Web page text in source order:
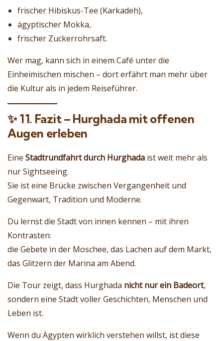
frischer Hibiskus-Tee (Karkadeh),
ägyptischer Mokka,
frischer Zuckerrohrsaft.
Wer mag, kann sich in einem Café unter die
Einheimischen mischen – dort erfährt man mehr über
die Kultur als in jedem Reiseführer.
✨11. Fazit – Hurghada mit offenen
Augen erleben
Eine Stadtrundfahrt durch Hurghada ist weit mehr als
nur Sightseeing.
Sie ist eine Brücke zwischen Vergangenheit und
Gegenwart, Tradition und Moderne.
Du lernst die Stadt von innen kennen – mit ihren
Kontrasten:
die Gebete in der Moschee, das Lachen auf dem Markt,
das Glitzern der Marina am Abend.
Die Tour zeigt, dass Hurghada nicht nur ein Badeort,
sondern eine Stadt voller Geschichten, Menschen und
Leben ist.
Wenn du Ägypten wirklich verstehen willst, ist diese